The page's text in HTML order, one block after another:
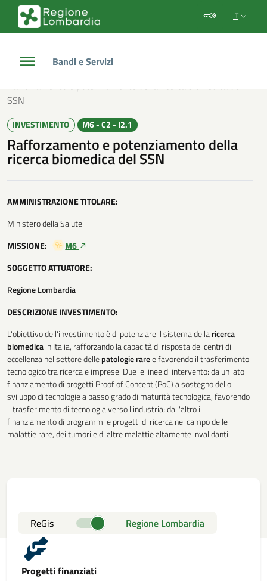
Vai al contenuto principale
Vai al footer IT
Bandi e Servizi
Rafforzamento e potenziamento della ricerca biomedica del
SSN
INVESTIMENTO M6 - C2 - I2.1
Rafforzamento e potenziamento della
ricerca biomedica del SSN
AMMINISTRAZIONE TITOLARE:
Ministero della Salute
MISSIONE:
M6
SOGGETTO ATTUATORE:
Regione Lombardia
DESCRIZIONE INVESTIMENTO:
L'obiettivo dell'investimento è di potenziare il sistema dellaricerca
biomedicain Italia, rafforzando la capacità di risposta dei centri di
eccellenza nel settore dellepatologieraree favorendo il trasferimento
tecnologico tra ricerca e imprese. Due le linee di intervento: da un lato il
finanziamento di progetti Proof of Concept (PoC) a sostegno dello
sviluppo di tecnologie a basso grado di maturità tecnologica, favorendo
il trasferimento di tecnologia verso l'industria; dall'altro il
finanziamento di programmi e progetti di ricerca nel campo delle
malattie rare, dei tumori e di altre malattie altamente invalidanti.
ReGis Regione Lombardia
Progetti finanziati